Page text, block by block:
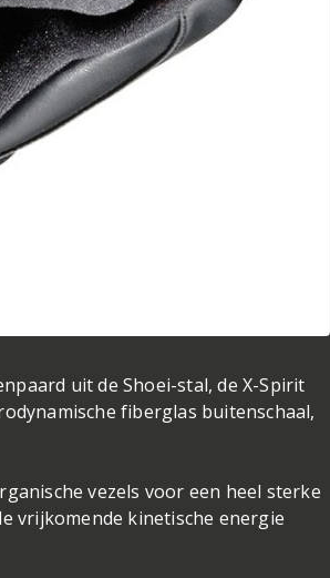
uit de Shoei-stal, de X-Spirit
fiberglas buitenschaal,
vezels voor een heel sterke
vrijkomende kinetische energie